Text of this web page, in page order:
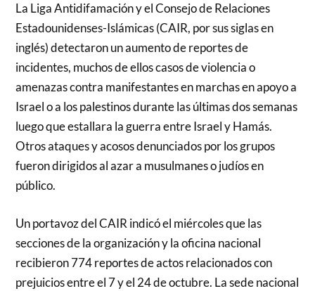
La Liga Antidifamación y el Consejo de Relaciones
Estadounidenses-Islámicas (CAIR, por sus siglas en
inglés) detectaron un aumento de reportes de
incidentes, muchos de ellos casos de violencia o
amenazas contra manifestantes en marchas en apoyo a
Israel o a los palestinos durante las últimas dos semanas
luego que estallara la guerra entre Israel y Hamás.
Otros ataques y acosos denunciados por los grupos
fueron dirigidos al azar a musulmanes o judíos en
público.
Un portavoz del CAIR indicó el miércoles que las
secciones de la organización y la oficina nacional
recibieron 774 reportes de actos relacionados con
prejuicios entre el 7 y el 24 de octubre. La sede nacional